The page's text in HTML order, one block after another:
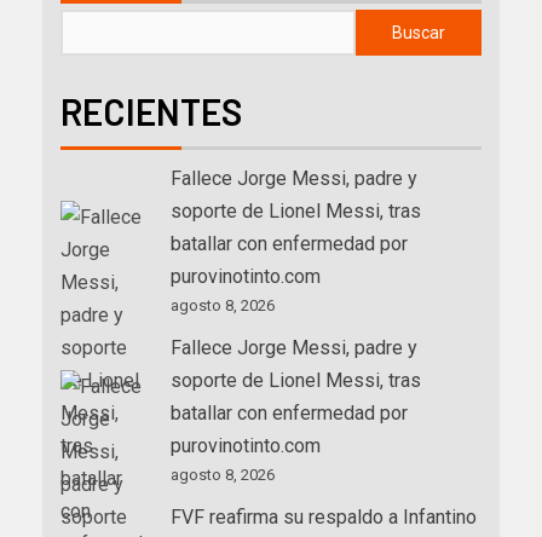
Buscar
RECIENTES
Fallece Jorge Messi, padre y
soporte de Lionel Messi, tras
batallar con enfermedad por
purovinotinto.com
agosto 8, 2026
Fallece Jorge Messi, padre y
soporte de Lionel Messi, tras
batallar con enfermedad por
purovinotinto.com
agosto 8, 2026
FVF reafirma su respaldo a Infantino